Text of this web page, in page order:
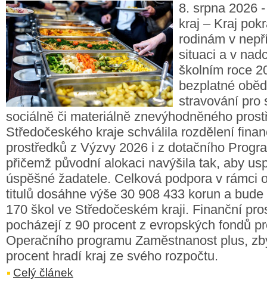
8. srpna 2026
kraj – Kraj
rodinám v
situaci a v
školním roce
bezplatné
stravování pro
sociálně či materiálně znevýhodněného
Středočeského kraje schválila rozdělení
prostředků z Výzvy 2026 i z dotačního
přičemž původní alokaci navýšila tak, aby
úspěšné žadatele. Celková podpora v rámci
titulů dosáhne výše 30 908 433 korun a
170 škol ve Středočeském kraji. Finanční
pocházejí z 90 procent z evropských fondů
Operačního programu Zaměstnanost plus,
procent hradí kraj ze svého rozpočtu.
Celý článek